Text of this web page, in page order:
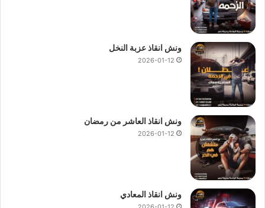
ونش انقاذ عزبة النخل
2026-01-12
ونش انقاذ العاشر من رمضان
2026-01-12
ونش انقاذ المعادي